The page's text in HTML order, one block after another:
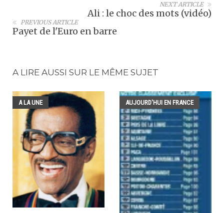
NEXT ARTICLE
Ali : le choc des mots (vidéo)
PREVIOUS ARTICLE
Payet de l'Euro en barre
A LIRE AUSSI SUR LE MÊME SUJET
A LA UNE AUJOURD'HUI EN FRANCE